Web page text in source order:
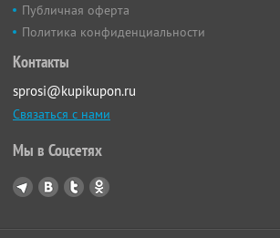
Публичная оферта
Политика конфиденциальности
Контакты
sprosi@kupikupon.ru
Связаться с нами
Мы в Соцсетях